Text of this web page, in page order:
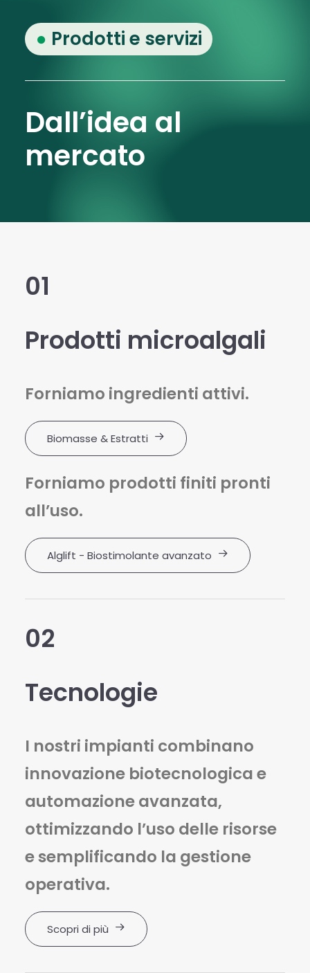
● Prodotti e servizi
Dall’idea al
mercato
01
Prodotti microalgali
Forniamo ingredienti attivi.
Biomasse & Estratti
Forniamo prodotti finiti pronti
all’uso.
Alglift - Biostimolante avanzato
02
Tecnologie
I nostri impianti combinano
innovazione biotecnologica e
automazione avanzata,
ottimizzando l’uso delle risorse
e semplificando la gestione
operativa.
Scopri di più